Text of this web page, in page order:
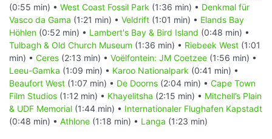
(0:55 min) • West Coast Fossil Park (1:36 min) • Denkmal für
Vasco da Gama (1:21 min) • Veldrift (1:01 min) • Elands Bay
Höhlen (0:52 min) • Lambert's Bay & Bird Island (0:48 min) •
Tulbagh & Old Church Museum (1:36 min) • Riebeek West (1:01
min) • Ceres (2:13 min) • Voëlfontein: JM Coetzee (1:56 min) •
Leeu-Gamka (1:09 min) • Karoo Nationalpark (0:41 min) •
Beaufort West (1:07 min) • De Doorns (2:04 min) • Cape Town
Film Studios (1:12 min) • Khayelitsha (2:15 min) • Mitchell’s Plain
& UDF Memorial (1:44 min) • Internationaler Flughafen Kapstadt
(0:48 min) • Athlone (1:18 min) • Langa (1:23 min)